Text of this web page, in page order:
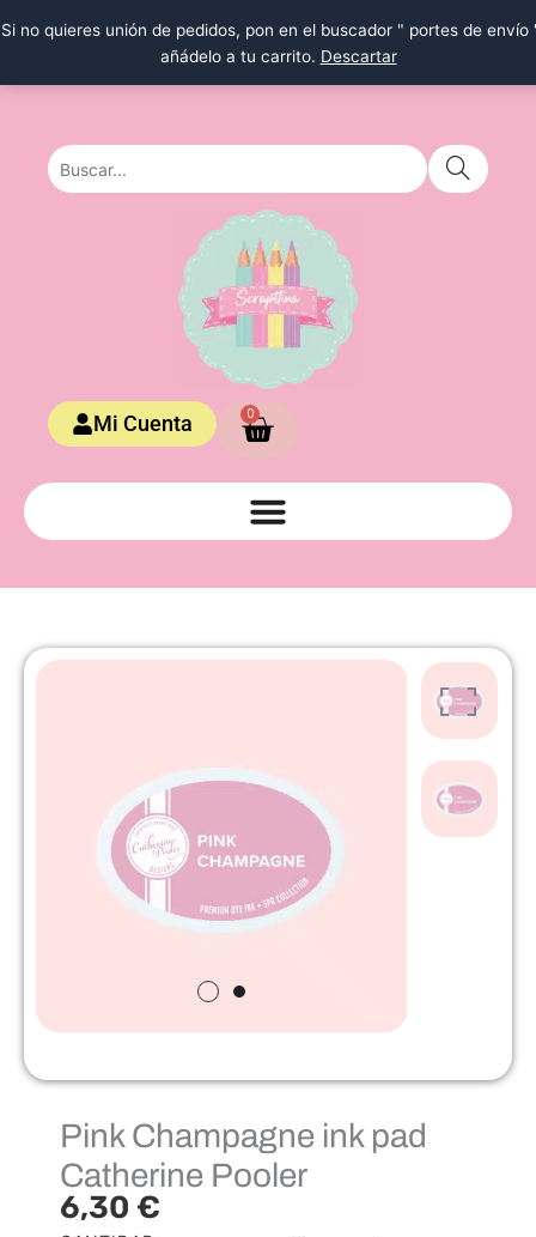
Si no quieres unión de pedidos, pon en el buscador " portes de envío
añádelo a tu carrito. Descartar
al
Mi Cuenta 0
Carrito
Pink Champagne ink pad
Catherine Pooler
6,30 €